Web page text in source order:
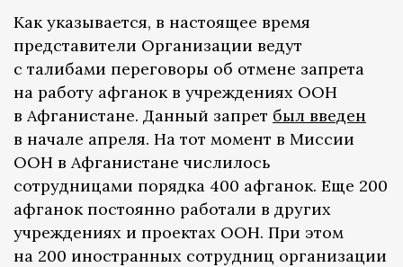
Как указывается, в настоящее время
представители Организации ведут
с талибами переговоры об отмене запрета
на работу афганок в учреждениях ООН
в Афганистане. Данный запрет был введен
в начале апреля. На тот момент в Миссии
ООН в Афганистане числилось
сотрудницами порядка 400 афганок. Еще 200
афганок постоянно работали в других
учреждениях и проектах ООН. При этом
на 200 иностранных сотрудниц организации